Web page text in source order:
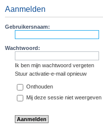
Aanmelden
Gebruikersnaam:
Wachtwoord:
Ik ben mijn wachtwoord vergeten
Stuur activatie-e-mail opnieuw
Onthouden
Mij deze sessie niet